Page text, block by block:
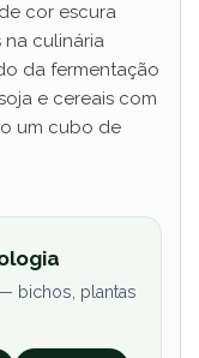
cor escura
culinária
da fermentação
e cereais com
um cubo de
bichos, plantas